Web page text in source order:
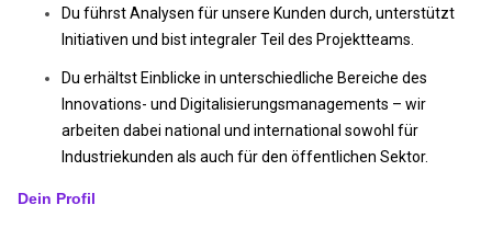
Du führst Analysen für unsere Kunden durch, unterstützt
Initiativen und bist integraler Teil des Projektteams.
Du erhältst Einblicke in unterschiedliche Bereiche des
Innovations- und Digitalisierungsmanagements – wir
arbeiten dabei national und international sowohl für
Industriekunden als auch für den öffentlichen Sektor.
Dein Profil